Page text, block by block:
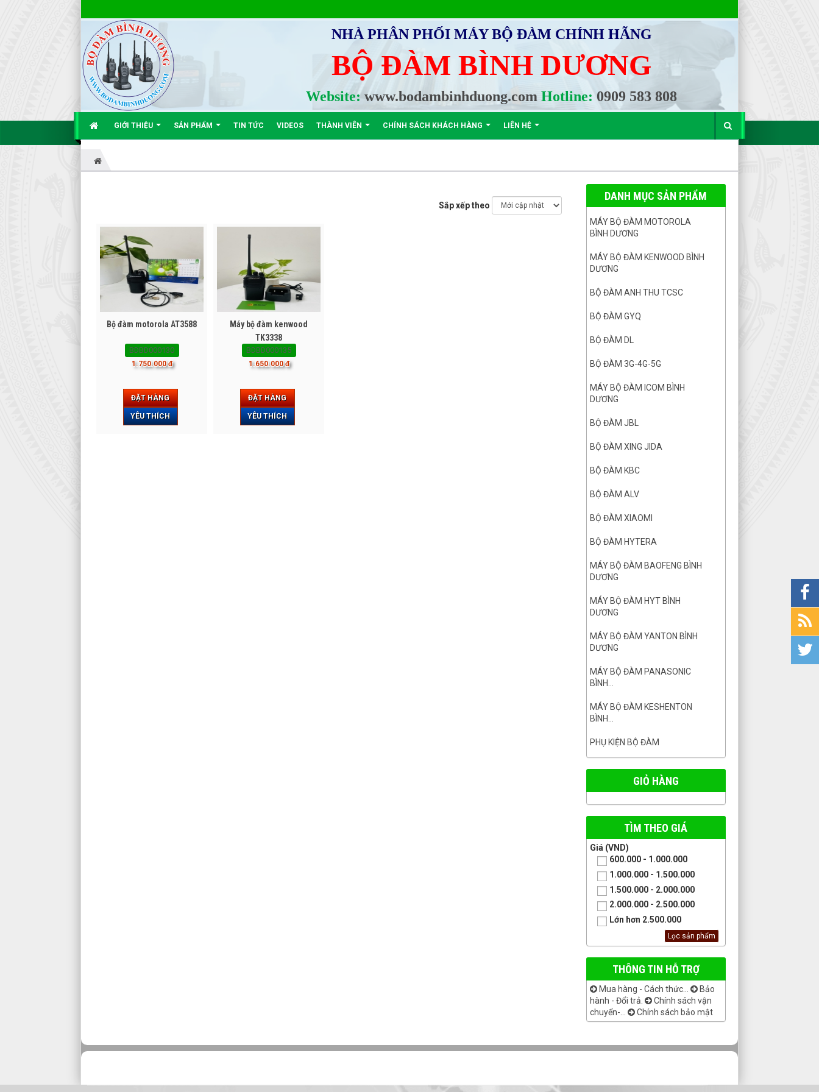
NHÀ PHÂN PHỐI MÁY BỘ ĐÀM CHÍNH HÃNG
BỘ ĐÀM BÌNH DƯƠNG
Website:www.bodambinhduong.com Hotline:0909 583 808
GIỚI THIỆU SẢN PHẨM TIN TỨC VIDEOS THÀNH VIÊN CHÍNH SÁCH KHÁCH HÀNG LIÊN HỆ
Sắp xếp theo
Bộ đàm motorola AT3588
BDBD000130
1.750.000 đ
ĐẶT HÀNG
YÊU THÍCH
Máy bộ đàm kenwood
TK3338
BDBD000135
1.650.000 đ
ĐẶT HÀNG
YÊU THÍCH
DANH MỤC SẢN PHẨM
MÁY BỘ ĐÀM MOTOROLA
BÌNH DƯƠNG
MÁY BỘ ĐÀM KENWOOD BÌNH
DƯƠNG
BỘ ĐÀM ANH THU TCSC
BỘ ĐÀM GYQ
BỘ ĐÀM DL
BỘ ĐÀM 3G-4G-5G
MÁY BỘ ĐÀM ICOM BÌNH
DƯƠNG
BỘ ĐÀM JBL
BỘ ĐÀM XING JIDA
BỘ ĐÀM KBC
BỘ ĐÀM ALV
BỘ ĐÀM XIAOMI
BỘ ĐÀM HYTERA
MÁY BỘ ĐÀM BAOFENG BÌNH
DƯƠNG
MÁY BỘ ĐÀM HYT BÌNH
DƯƠNG
MÁY BỘ ĐÀM YANTON BÌNH
DƯƠNG
MÁY BỘ ĐÀM PANASONIC
BÌNH...
MÁY BỘ ĐÀM KESHENTON
BÌNH...
PHỤ KIỆN BỘ ĐÀM
GIỎ HÀNG
TÌM THEO GIÁ
Giá (VND)
600.000 - 1.000.000
1.000.000 - 1.500.000
1.500.000 - 2.000.000
2.000.000 - 2.500.000
Lớn hơn 2.500.000
THÔNG TIN HỖ TRỢ
Mua hàng - Cách thức...
Bảo
hành - Đổi trả.
Chính sách vận
chuyển-...
Chính sách bảo mật